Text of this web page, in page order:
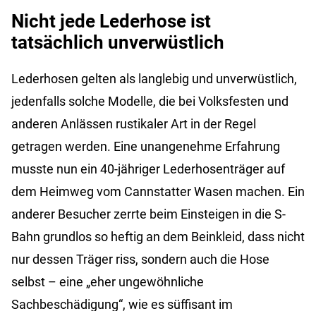
Nicht jede Lederhose ist
tatsächlich unverwüstlich
Lederhosen gelten als langlebig und unverwüstlich,
jedenfalls solche Modelle, die bei Volksfesten und
anderen Anlässen rustikaler Art in der Regel
getragen werden. Eine unangenehme Erfahrung
musste nun ein 40-jähriger Lederhosenträger auf
dem Heimweg vom Cannstatter Wasen machen. Ein
anderer Besucher zerrte beim Einsteigen in die S-
Bahn grundlos so heftig an dem Beinkleid, dass nicht
nur dessen Träger riss, sondern auch die Hose
selbst – eine „eher ungewöhnliche
Sachbeschädigung“, wie es süffisant im